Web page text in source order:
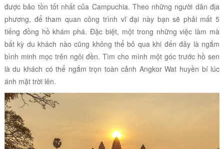
được bảo tồn tốt nhất của Campuchia. Theo những người dân địa
phương, để tham quan công trình vĩ đại này bạn sẽ phải mất 5
tiếng đồng hồ khám phá. Đặc biệt, một trong những việc làm mà
bất kỳ du khách nào cũng không thể bỏ qua khi đến đây là ngắm
bình minh mọc trên ngôi đền. Tìm cho mình một góc trước hồ sen
là du khách có thể ngắm trọn toàn cảnh Angkor Wat huyền bí lúc
ánh mặt trời lên.